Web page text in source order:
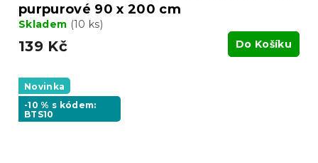
purpurové 90 x 200 cm
Skladem (10 ks)
139 Kč Do Košíku
Novinka
-10 % s kódem:
BTS10